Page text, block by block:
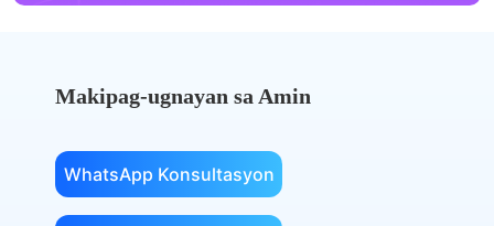
Makipag-ugnayan sa Amin
WhatsApp Konsultasyon